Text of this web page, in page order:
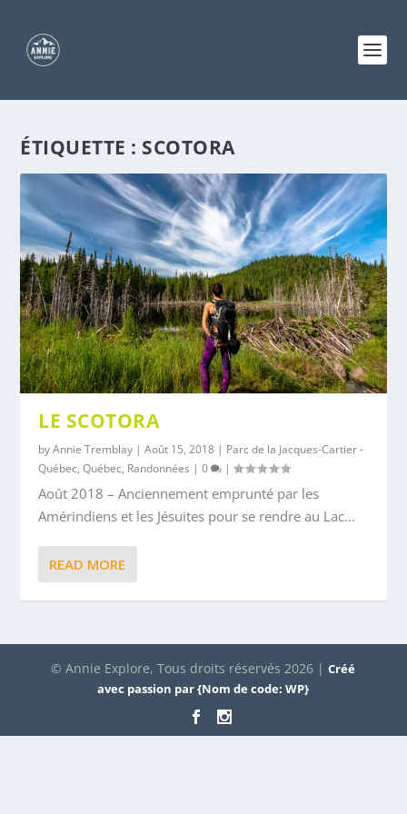
ÉTIQUETTE : SCOTORA
LE SCOTORA
byAnnie Tremblay |Août 15, 2018 | Parc de la Jacques-Cartier -
Québec,Québec, Randonnées |0 |
Août 2018 – Anciennement emprunté par les
Amérindiens et les Jésuites pour se rendre au Lac...
READ MORE
© Annie Explore, Tous droits réservés 2026 |Créé
avec passion par {Nom de code: WP}